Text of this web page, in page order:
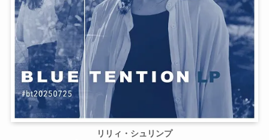
リリィ・シュリンプ